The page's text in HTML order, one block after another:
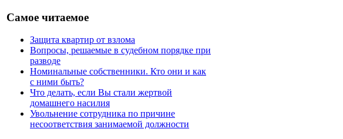
Самое читаемое
Защита квартир от взлома
Вопросы, решаемые в судебном порядке при
разводе
Номинальные собственники. Кто они и как
с ними быть?
Что делать, если Вы стали жертвой
домашнего насилия
Увольнение сотрудника по причине
несоответствия занимаемой должности